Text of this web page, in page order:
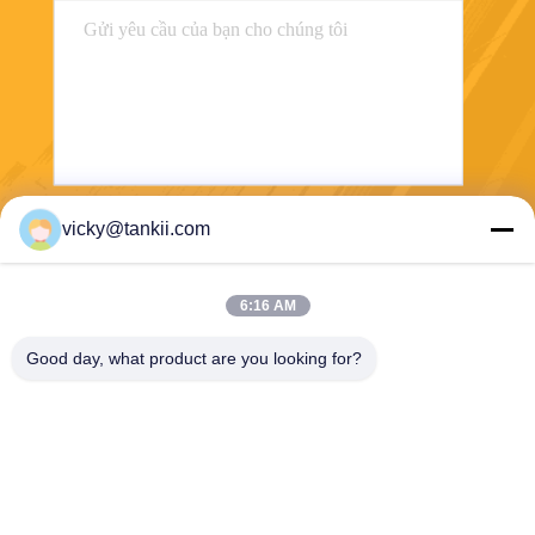
vicky@tankii.com
6:16 AM
Good day, what product are you looking for?